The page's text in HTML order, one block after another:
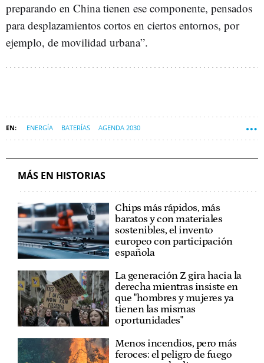
preparando en China tienen ese componente, pensados
para desplazamientos cortos en ciertos entornos, por
ejemplo, de movilidad urbana”.
ENERGÍA BATERÍAS AGENDA 2030
OBJETIVO 7: ENERGÍA ASEQUIBLE Y NO CONTAMINANTE
OBJETIVO 9: INDUSTRIA, INNOVACIÓN E INFRAESTRUCTURA
MÁS EN HISTORIAS
Chips más rápidos, más
baratos y con materiales
sostenibles, el invento
europeo con participación
española
La generación Z gira hacia la
derecha mientras insiste en
que "hombres y mujeres ya
tienen las mismas
oportunidades"
Menos incendios, pero más
feroces: el peligro de fuego